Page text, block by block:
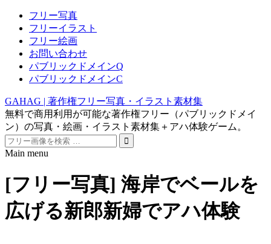
フリー写真
フリーイラスト
フリー絵画
お問い合わせ
パブリックドメインQ
パブリックドメインC
GAHAG | 著作権フリー写真・イラスト素材集
無料で商用利用が可能な著作権フリー（パブリックドメイ
ン）の写真・絵画・イラスト素材集＋アハ体験ゲーム。
Search
for:
Main menu
content
[フリー写真] 海岸でベールを
広げる新郎新婦でアハ体験